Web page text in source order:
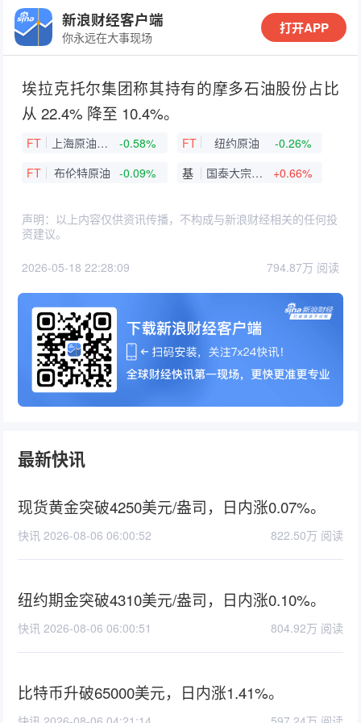
新浪财经客户端
你永远在大事现场
打开APP
埃拉克托尔集团称其持有的摩多石油股份占比
从 22.4% 降至 10.4%。
FT 上海原油连续 -0.58% FT 纽约原油
-0.26%
FT
布伦特原油 -0.09% 基 国泰大宗商品(QDII-LOF)A +0.66%
声明：以上内容仅供资讯传播，不构成与新浪财经相关的任何投
资建议。
2026-05-18 22:28:09 794.87万 阅读
最新快讯
现货黄金突破4250美元/盎司，日内涨0.07%。
快讯 2026-08-06 06:00:52 822.50万 阅读
纽约期金突破4310美元/盎司，日内涨0.10%。
快讯 2026-08-06 06:00:51 804.92万 阅读
比特币升破65000美元，日内涨1.41%。